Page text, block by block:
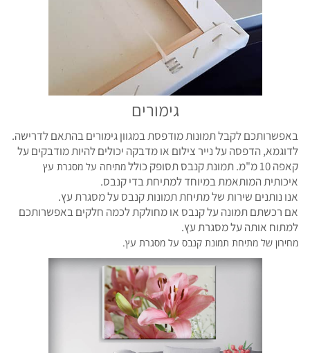
גימורים
באפשרותכם לקבל תמונות מודפסת במגוון גימורים בהתאם לדרישה.
לדוגמא, הדפסה על נייר צילום או מדבקה יכולים להיות מודבקים על
קאפה 10 מ"מ. תמונת קנבס תסופק כולל
מתיחה על מסגרת עץ
איכותית המותאמת במיוחד למתיחת בדי קנבס.
אנו נותנים שירות של מתיחת תמונות קנבס על מסגרת עץ.
אם רכשתם תמונה על קנבס או מחולקת לכמה חלקים באפשרותכם
למתוח אותה על מסגרת עץ.
מחירון של מתיחת תמונת קנבס על מסגרת עץ.